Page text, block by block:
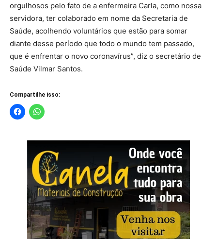
orgulhosos pelo fato de a enfermeira Carla, como nossa
servidora, ter colaborado em nome da Secretaria de
Saúde, acolhendo voluntários que estão para somar
diante desse período que todo o mundo tem passado,
que é enfrentar o novo coronavírus”, diz o secretário de
Saúde Vilmar Santos.
Compartilhe isso: